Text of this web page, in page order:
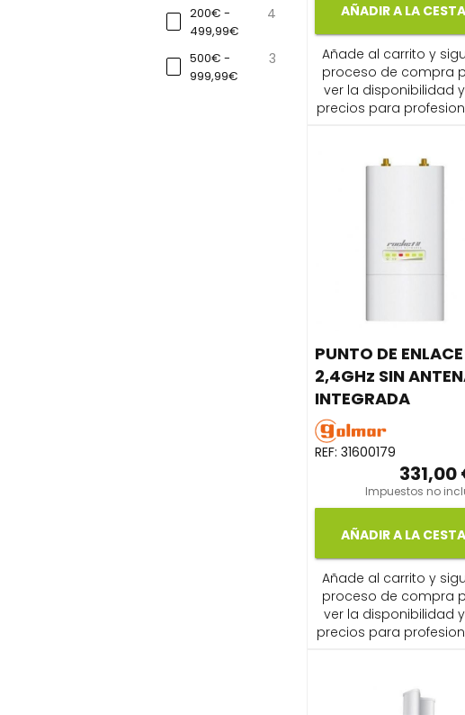
200€ -
499,99€
4
500€ -
999,99€
3
AÑADIR A LA CESTA
Añade al carrito y
proceso de compra
ver la disponibilidad
precios para
PUNTO DE
2,4GHz SIN
INTEGRADA
REF: 31600179
331,00
Impuestos no
AÑADIR A LA CESTA
Añade al carrito y
proceso de compra
ver la disponibilidad
precios para